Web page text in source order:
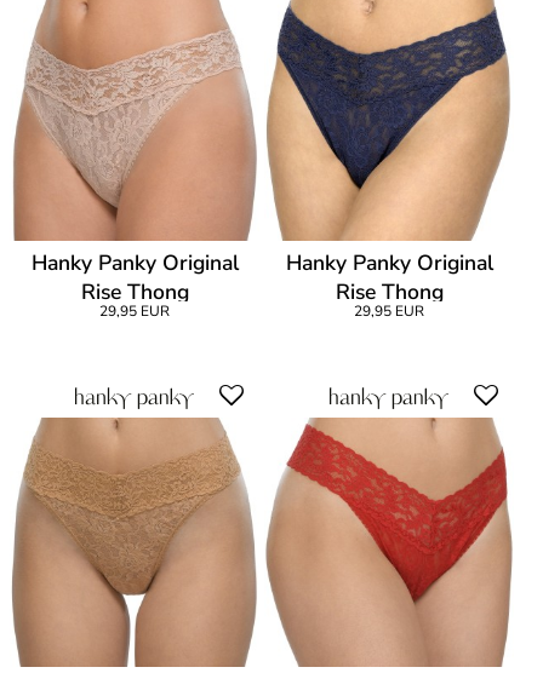
Hanky Panky Original
Rise Thong
29,95 EUR
Hanky Panky Original
Rise Thong
29,95 EUR